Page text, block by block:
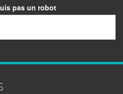
pas un robot